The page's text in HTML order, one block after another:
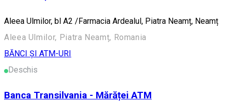
Aleea Ulmilor, bl A2 /Farmacia Ardealul, Piatra Neamț, Neamț
Aleea Ulmilor, Piatra Neamț, Romania
BĂNCI ȘI ATM-URI
Deschis
Banca Transilvania - Mărăței ATM